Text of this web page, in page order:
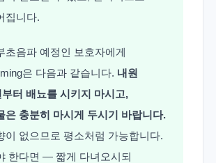
집니다.
초음파 예정인 보호자에게
은 다음과 같습니다. 내원
터 배뇨를 시키지 마시고,
은 충분히 마시게 두시기 바랍니다.
이 없으므로 평소처럼 가능합니다.
한다면 — 짧게 다녀오시되